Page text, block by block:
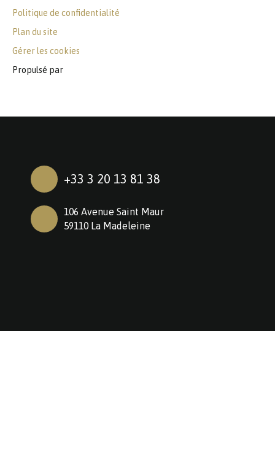
Politique de confidentialité
Plan du site
Gérer les cookies
Propulsé par
+33 3 20 13 81 38
106 Avenue Saint Maur
59110 La Madeleine